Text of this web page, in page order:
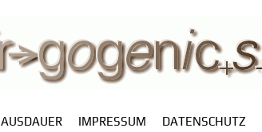
AUSDAUER IMPRESSUM DATENSCHUTZ